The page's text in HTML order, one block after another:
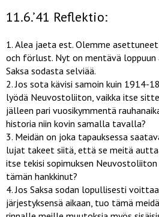
11.6.’41 Reflektio:
Alea jaeta est. Olemme
och förlust. Nyt on mentävä
Saksa sodasta selviää.
Jos sota kävisi samoin kuin 1914-
lyödä Neuvostoliiton, vaikka itse
jälleen pari vuosikymmentä
historia niin kovin samalla tavalla?
Meidän on joka tapauksessa
lujat takeet siitä, että se meitä
itse tekisi sopimuksen Neuvostoliiton
tämän hankkinut?
Jos Saksa sodan lopullisesti
järjestyksensä aikaan, tuo tämä